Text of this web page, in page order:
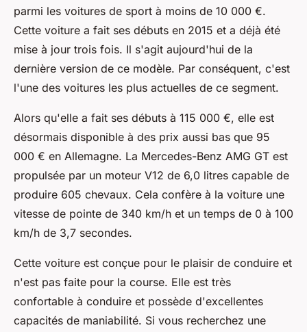
parmi les voitures de sport à moins de 10 000 €.
Cette voiture a fait ses débuts en 2015 et a déjà été
mise à jour trois fois. Il s'agit aujourd'hui de la
dernière version de ce modèle. Par conséquent, c'est
l'une des voitures les plus actuelles de ce segment.
Alors qu'elle a fait ses débuts à 115 000 €, elle est
désormais disponible à des prix aussi bas que 95
000 € en Allemagne. La Mercedes-Benz AMG GT est
propulsée par un moteur V12 de 6,0 litres capable de
produire 605 chevaux. Cela confère à la voiture une
vitesse de pointe de 340 km/h et un temps de 0 à 100
km/h de 3,7 secondes.
Cette voiture est conçue pour le plaisir de conduire et
n'est pas faite pour la course. Elle est très
confortable à conduire et possède d'excellentes
capacités de maniabilité. Si vous recherchez une